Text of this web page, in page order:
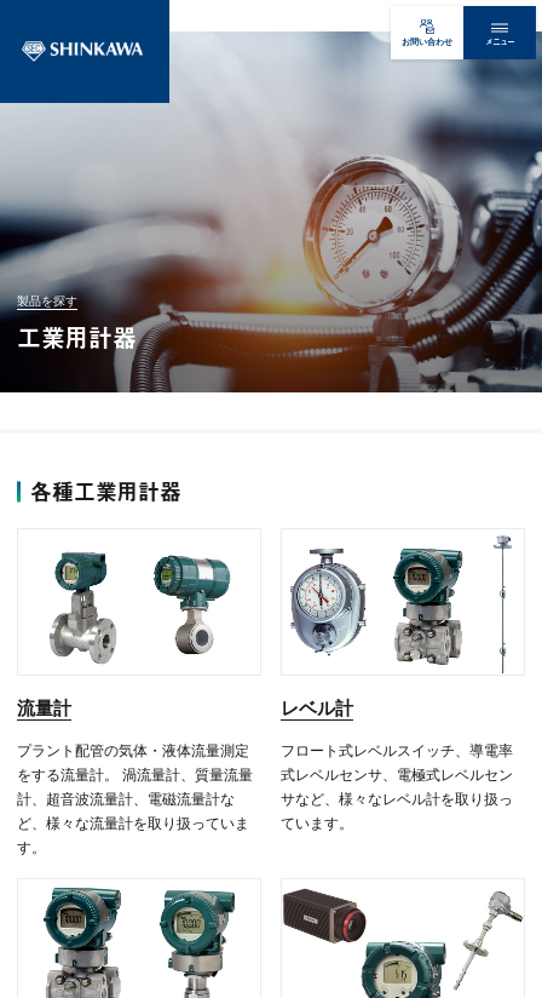
お問い合わせ メニュー
製品を探す
工業用計器
各種工業用計器
流量計
プラント配管の気体・液体流量測定
をする流量計。 渦流量計、質量流量
計、超音波流量計、電磁流量計な
ど、様々な流量計を取り扱っていま
す。
レベル計
フロート式レベルスイッチ、導電率
式レベルセンサ、電極式レベルセン
サなど、様々なレベル計を取り扱っ
ています。